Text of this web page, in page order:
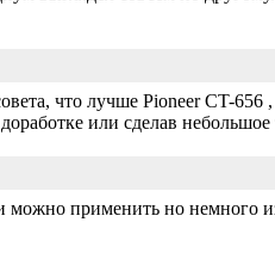
что лучше Pioneer CT-
или сделав
можно применить но немного